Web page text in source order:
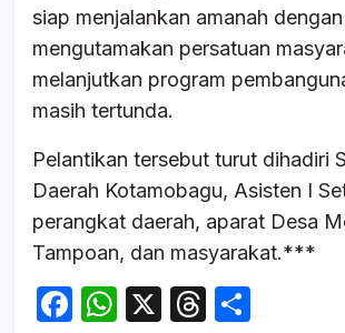
siap menjalankan amanah dengan
mengutamakan persatuan
melanjutkan program
masih tertunda.
Pelantikan tersebut turut dihadiri
Daerah Kotamobagu, Asisten I
perangkat daerah, aparat Desa
Tampoan, dan masyarakat.***
F
W X
T